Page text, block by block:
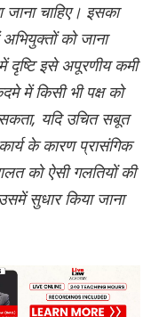
चाहिए। इसका
को जाना
दृष्टि इसे अपूरणीय कमी
में किसी भी पक्ष को
यदि उचित सबूत
के कारण प्रासंगिक
को ऐसी गलतियों की
सुधार किया जाना